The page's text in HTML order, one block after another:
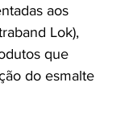
aos
Lok),
que
do esmalte